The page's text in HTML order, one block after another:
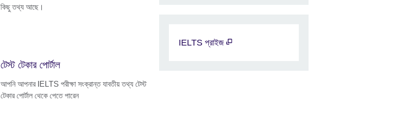
কিছু তথ্য আছে।
টেস্ট টেকার পোর্টাল
আপনি আপনার IELTS পরীক্ষা সংক্রান্ত যাবতীয় তথ্য টেস্ট
টেকার পোর্টাল থেকে পেতে পারেন
IELTS প্রাইজ